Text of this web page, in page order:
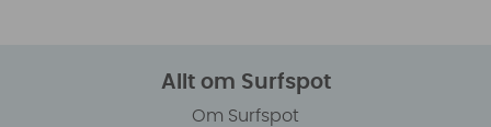
Allt om Surfspot
Om Surfspot